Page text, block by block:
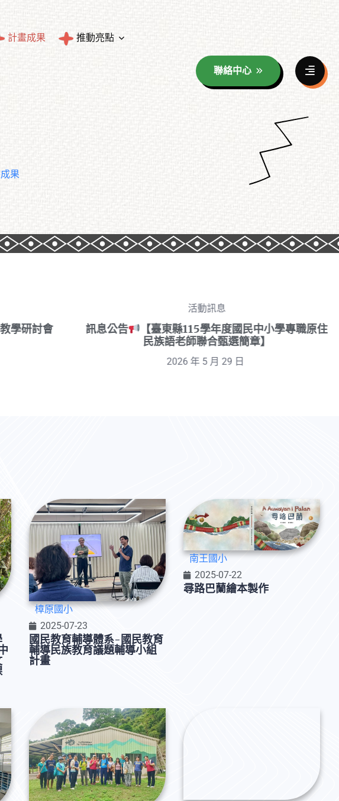
計畫成果 推動亮點
聯絡中心
果
學專職原住
活動訊息
【活動轉知】115年都會區原住民族學生部落文化
體驗營
2026 年 5 月 29 日
樟原國小
2025-07-23
國民教育輔導體系-國民教育
輔導民族教育議題輔導小組
計畫
南王國小
2025-07-22
尋路巴蘭繪本製作